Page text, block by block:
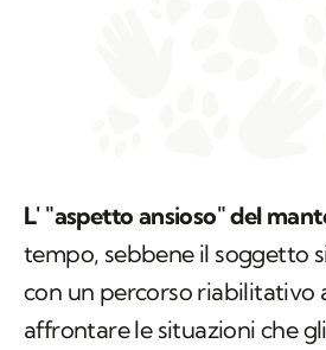
L' "aspetto ansioso" del
tempo, sebbene il soggetto
con un percorso riabilitativo
affrontare le situazioni che